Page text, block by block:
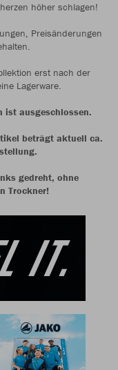
höher schlagen!
Preisänderungen
erst nach der
Lagerware.
ist ausgeschlossen.
beträgt aktuell ca.
gedreht, ohne
Trockner!